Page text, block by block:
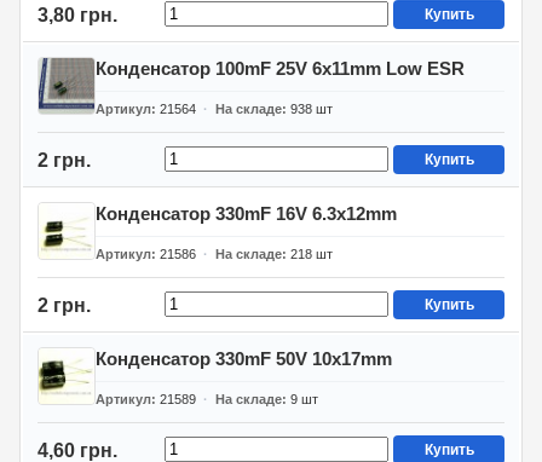
3,80 грн. Купить
Конденсатор 100mF 25V 6x11mm Low ESR
Артикул 21564 На складе 938 шт
2 грн. Купить
Конденсатор 330mF 16V 6.3x12mm
Артикул 21586 На складе 218 шт
2 грн. Купить
Конденсатор 330mF 50V 10x17mm
Артикул 21589 На складе 9 шт
4,60 грн. Купить